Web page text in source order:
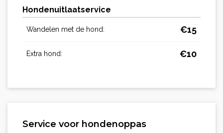
Hondenuitlaatservice
Wandelen met de hond: €15
Extra hond: €10
Service voor hondenoppas